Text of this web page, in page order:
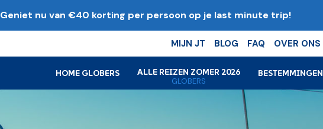
Geniet nu van €40 korting per persoon op je last minute trip!
MIJN JT BLOG FAQ OVER ONS
HOME GLOBERS ALLE REIZEN ZOMER 2026
GLOBERS
BESTEMMINGEN